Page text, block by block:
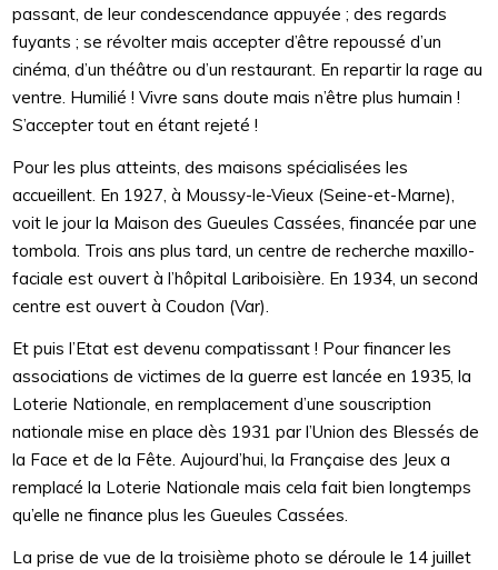
passant, de leur condescendance appuyée ; des regards
fuyants ; se révolter mais accepter d’être repoussé d’un
cinéma, d’un théâtre ou d’un restaurant. En repartir la rage au
ventre. Humilié ! Vivre sans doute mais n’être plus humain !
S’accepter tout en étant rejeté !
Pour les plus atteints, des maisons spécialisées les
accueillent. En 1927, à Moussy-le-Vieux (Seine-et-Marne),
voit le jour la Maison des Gueules Cassées, financée par une
tombola. Trois ans plus tard, un centre de recherche maxillo-
faciale est ouvert à l’hôpital Lariboisière. En 1934, un second
centre est ouvert à Coudon (Var).
Et puis l’Etat est devenu compatissant ! Pour financer les
associations de victimes de la guerre est lancée en 1935, la
Loterie Nationale, en remplacement d’une souscription
nationale mise en place dès 1931 par l’Union des Blessés de
la Face et de la Fête. Aujourd’hui, la Française des Jeux a
remplacé la Loterie Nationale mais cela fait bien longtemps
qu’elle ne finance plus les Gueules Cassées.
La prise de vue de la troisième photo se déroule le 14 juillet